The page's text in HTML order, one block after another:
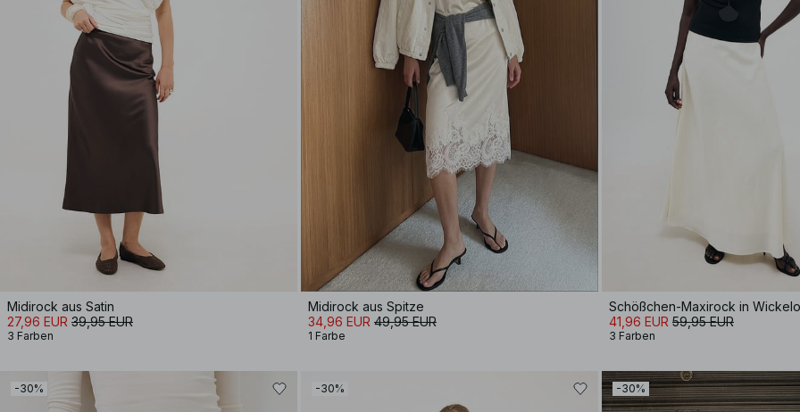
Midirock aus Satin
27,96 EUR 39,95 EUR
3 Farben
Midirock aus Spitze
34,96 EUR 49,95 EUR
1 Farbe
Schößchen-Maxirock in
41,96 EUR 59,95 EUR
3 Farben
-30% -30% -30%